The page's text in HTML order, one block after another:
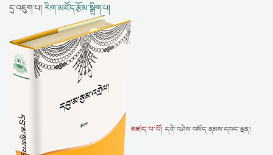
དྲ་འཇུག་པ། རིག་མཛོད་རྩོམ་སྒྲིག་པ།
མཛད་པ་པོ། དགེ་བཤེས་བསོད་ནམས་དབང་ལྡན།